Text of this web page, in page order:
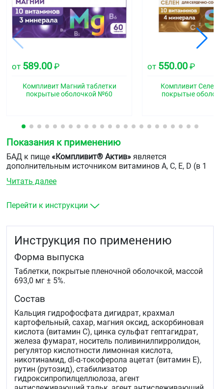
от 589.00 ₽
Компливит Магний таблетки
покрытые оболочкой №60
от 550.00 ₽
Компливит Селен
покрытые
Показания к применению
БАД к пище «Компливит® Актив» является
дополнительным источником витаминов А, С, Е, D (в 1
фолиевой кислоты), минеральных элементов (железа,
магний.
Читать далее
Перейти к инструкции
Инструкция по применению
Форма выпуска
Таблетки, покрытые пленочной оболочкой, массой
693,0 мг ± 5%.
Состав
Кальция гидрофосфата дигидрат, крахмал
картофельный, сахар, магния оксид, аскорбиновая
кислота (витамин С), цинка сульфат гептагидрат,
железа фумарат, носитель поливинилпирролидон,
регулятор кислотности лимонная кислота,
никотинамид, dl-α-токоферола ацетат (витамин Е),
рутин (рутозид), стабилизатор
гидроксипропилцеллюлоза, агент